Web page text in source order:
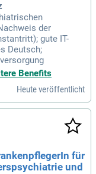
der
gute IT-
Deutsch;
Benefits
Heute veröffentlicht
für
und